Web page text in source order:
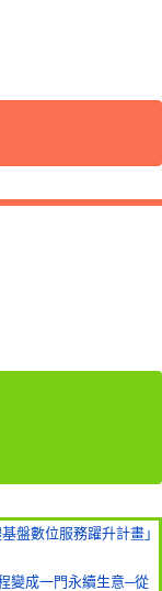
盤數位服務躍升計畫」
變成一門永續生意─從